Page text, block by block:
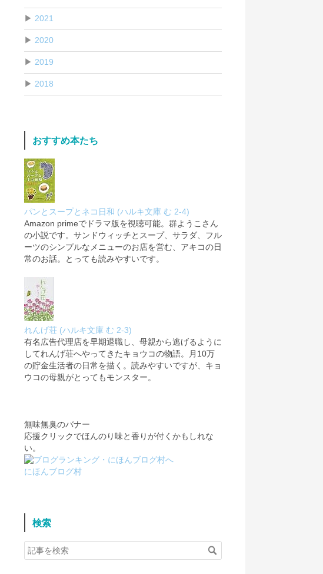
▶ 2021
▶ 2020
▶ 2019
▶ 2018
おすすめ本たち
パンとスープとネコ日和 (ハルキ文庫 む 2-4)
Amazon primeでドラマ版を視聴可能。群ようこさん
の小説です。サンドウィッチとスープ、サラダ、フル
ーツのシンプルなメニューのお店を営む、アキコの日
常のお話。とっても読みやすいです。
れんげ荘 (ハルキ文庫 む 2-3)
有名広告代理店を早期退職し、母親から逃げるように
してれんげ荘へやってきたキョウコの物語。月10万
の貯金生活者の日常を描く。読みやすいですが、キョ
ウコの母親がとってもモンスター。
無味無臭のバナー
応援クリックでほんのり味と香りが付くかもしれな
い。
にほんブログ村
検索